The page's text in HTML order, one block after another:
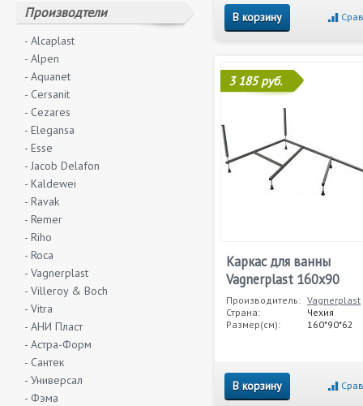
Производтели
- Alcaplast
- Alpen
- Aquanet
- Cersanit
- Cezares
- Elegansa
- Esse
- Jacob Delafon
- Kaldewei
- Ravak
- Remer
- Riho
- Roca
- Vagnerplast
- Villeroy & Boch
- Vitra
- АНИ Пласт
- Астра-Форм
- Сантек
- Универсал
- Фэма
В корзину
3 185 руб.
Каркас для ванны
Vagnerplast 160х90
Производитель: Vagnerplast
Страна:
Чехия
Размер(см):
160*90*62
В корзину